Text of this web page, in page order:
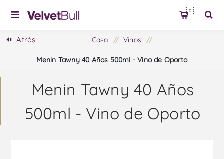
0
Atrás Casa / Vinos /
Menin Tawny 40 Años 500ml - Vino de Oporto
Menin Tawny 40 Años
500ml - Vino de Oporto